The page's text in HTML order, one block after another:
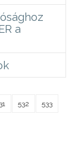
a
532 533